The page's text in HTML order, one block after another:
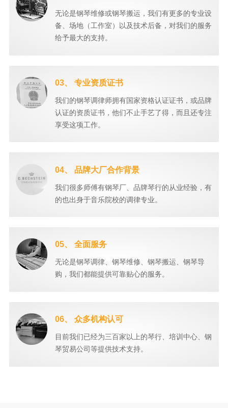
无论是钢琴维修或钢琴搬运，我们有更多的专业设
备、场地（工作室）以及技术后备，对我们的服务
给予最大的支持。
03、 专业资质证书
我们的钢琴调律师拥有国家资格认证证书，或品牌
认证的资质证书，他们不止手艺了得，而且还专注
享受这项工作。
04、 品牌大厂合作背景
我们很多师傅有钢琴厂、品牌琴行的从业经验，有
的也出身于音乐院校的调律专业。
05、 全面服务
无论是钢琴调律、钢琴维修、钢琴搬运、钢琴导
购，我们都能提供可靠贴心的服务。
06、 众多机构认可
目前我们已经为三百家以上的琴行、培训中心、钢
琴贸易公司等提供技术支持。